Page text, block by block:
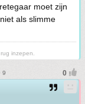
moet zijn
als slimme
inzepen.
9